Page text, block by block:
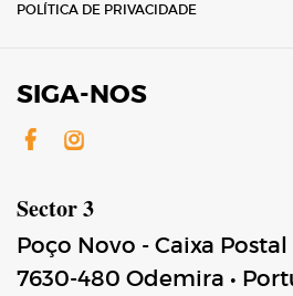
POLÍTICA DE PRIVACIDADE
SIGA-NOS
Facebook
Instagram
Sector 3
Poço Novo - Caixa Postal
7630-480 Odemira •